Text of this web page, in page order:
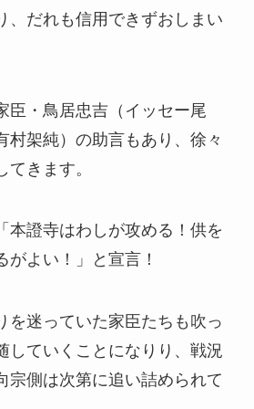
、だれも信用できずおしまい
臣・鳥居忠吉（イッセー尾
村架純）の助言もあり、徐々
きます。
本證寺はわしが攻める！供を
がよい！」と宣言！
を迷っていた家臣たちも吹っ
していくことになりり、戦況
宗側は次第に追い詰められて